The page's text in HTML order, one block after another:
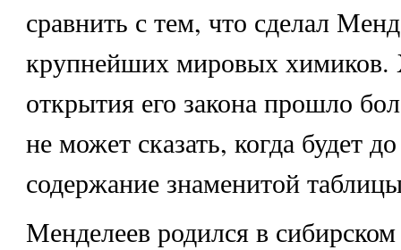
сравнить с тем, что сделал
крупнейших мировых химиков.
открытия его закона прошло
не может сказать, когда будет
содержание знаменитой
Менделеев родился в сибирском